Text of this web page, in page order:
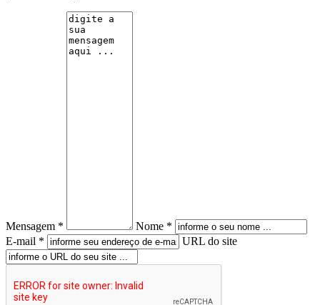
Mensagem *
Nome *
E-mail *
URL do site